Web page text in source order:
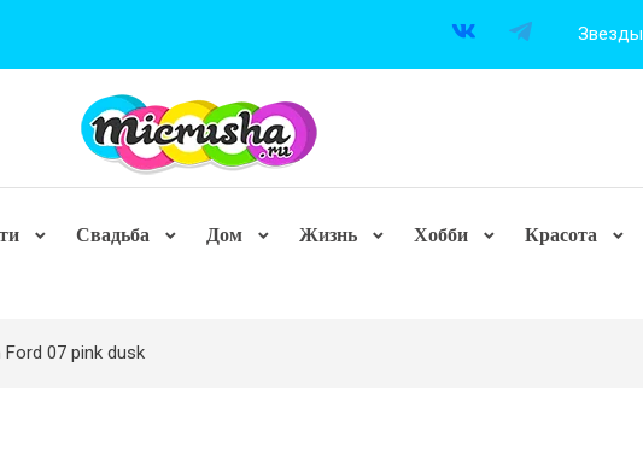
Звезды
Свадьба Дом Жизнь Хобби Красота
07 pink dusk